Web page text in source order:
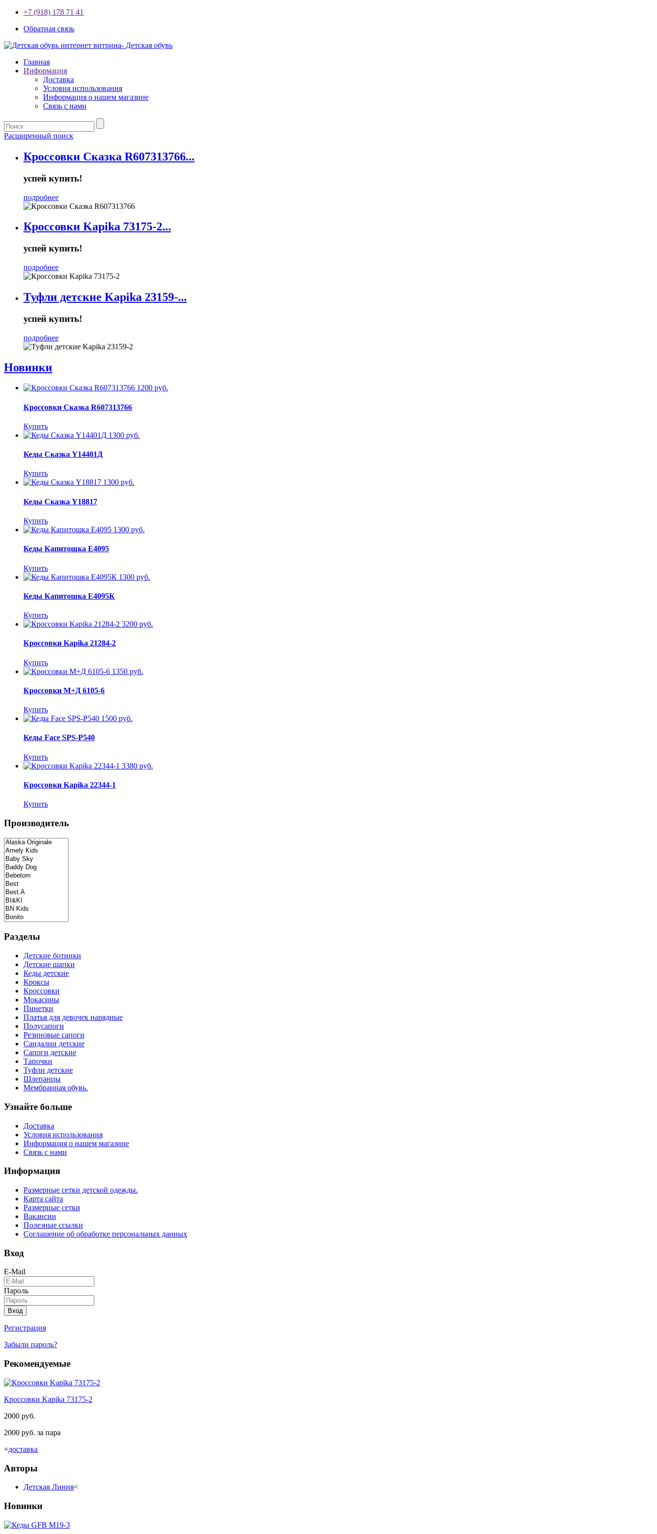
+7 (918) 178 71 41
Обратная связь
Главная
Информация
Доставка
Условия использования
Информация о нашем магазине
Связь с нами
Расширенный поиск
Кроссовки Сказка R607313766...
успей купить!
подробнее
Кроссовки Kapika 73175-2...
успей купить!
подробнее
Туфли детские Kapika 23159-...
успей купить!
подробнее
Новинки
1200 руб.
Кроссовки Сказка R607313766
Купить
1300 руб.
Кеды Сказка Y14401Д
Купить
1300 руб.
Кеды Сказка Y18817
Купить
1300 руб.
Кеды Капитошка E4095
Купить
1300 руб.
Кеды Капитошка E4095К
Купить
3200 руб.
Кроссовки Kapika 21284-2
Купить
1350 руб.
Кроссовки М+Д 6105-6
Купить
1500 руб.
Кеды Face SPS-P540
Купить
3380 руб.
Кроссовки Kapika 22344-1
Купить
Производитель
Разделы
Детские ботинки
Детские шапки
Кеды детские
Кроксы
Кроссовки
Мокасины
Пинетки
Платья для девочек нарядные
Полусапоги
Резиновые сапоги
Сандалии детские
Сапоги детские
Тапочки
Туфли детские
Шлепанцы
Мембранная обувь.
Узнайте больше
Доставка
Условия использования
Информация о нашем магазине
Связь с нами
Информация
Размерные сетки детской одежды.
Карта сайта
Размерные сетки
Вакансии
Полезные ссылки
Соглашение об обработке персональных данных
Вход
E-Mail
Пароль
Вход
Регистрация
Забыли пароль?
Рекомендуемые
Кроссовки Kapika 73175-2
2000 руб.
2000 руб. за пара
+доставка
Авторы
Детская Линия<
Новинки